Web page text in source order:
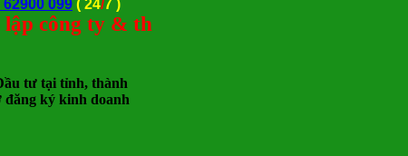
62900 099 ( 24/7 )
ty & thay đổi giấy phép trong toàn quốc
tư tại tỉnh, thành
đăng ký kinh doanh